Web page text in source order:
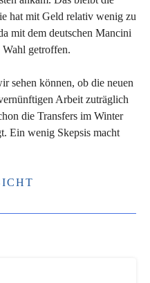
hat mit Geld relativ wenig zu
mit dem deutschen Mancini
Wahl getroffen.
sehen können, ob die neuen
Arbeit zuträglich
die Transfers im Winter
Ein wenig Skepsis macht